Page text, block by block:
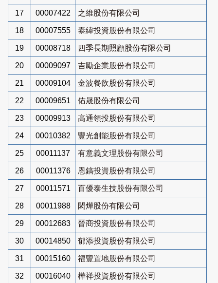
17 00007422 之維股份有限公司
18 00007555 泰緯投資股份有限公司
19 00008718 四季長期照顧股份有限公司
20 00009097 吉勵企業股份有限公司
21 00009104 金波餐飲股份有限公司
22 00009651 佑晟股份有限公司
23 00009913 高通領投股份有限公司
24 00010382 豐光創能股份有限公司
25 00011137 有意義文理股份有限公司
26 00011376 恩鎬投資股份有限公司
27 00011571 百優泰生技股份有限公司
28 00011988 閎燁股份有限公司
29 00012683 晉商投資股份有限公司
30 00014850 郁添投資股份有限公司
31 00015160 福豐置地股份有限公司
32 00016040 樺祥投資股份有限公司